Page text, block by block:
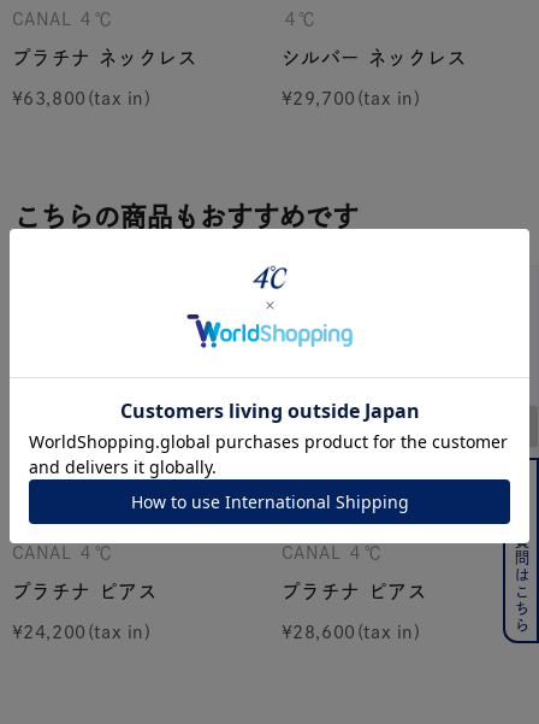
CANAL ４℃
プラチナ ネックレス
¥63,800
４℃
シルバー ネックレス
¥29,700
こちらの商品もおすすめです
CANAL ４℃
プラチナ ピアス
¥24,200
CANAL ４℃
プラチナ ピアス
¥28,600 よくある質問はこちら